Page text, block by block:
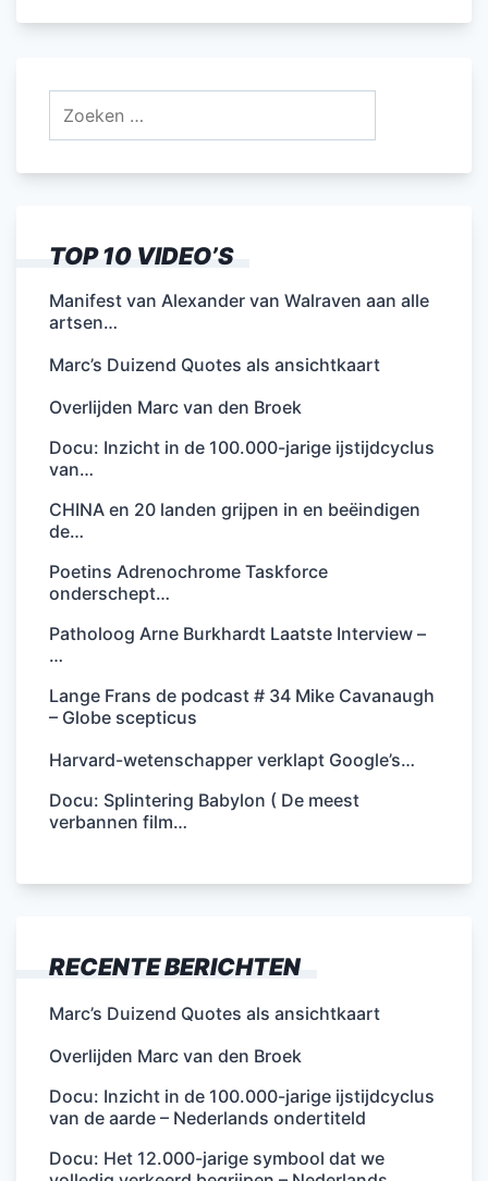
TOP 10 VIDEO’S
Manifest van Alexander van Walraven aan alle
artsen…
Marc’s Duizend Quotes als ansichtkaart
Overlijden Marc van den Broek
Docu: Inzicht in de 100.000-jarige ijstijdcyclus
van…
CHINA en 20 landen grijpen in en beëindigen
de…
Poetins Adrenochrome Taskforce
onderschept…
Patholoog Arne Burkhardt Laatste Interview –
…
Lange Frans de podcast # 34 Mike Cavanaugh
– Globe scepticus
Harvard-wetenschapper verklapt Google’s…
Docu: Splintering Babylon ( De meest
verbannen film…
RECENTE BERICHTEN
Marc’s Duizend Quotes als ansichtkaart
Overlijden Marc van den Broek
Docu: Inzicht in de 100.000-jarige ijstijdcyclus
van de aarde – Nederlands ondertiteld
Docu: Het 12.000-jarige symbool dat we